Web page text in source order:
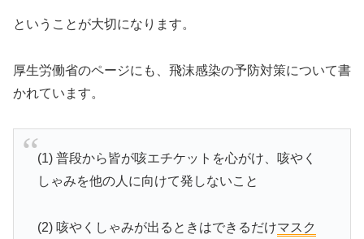
ということが大切になります。
厚生労働省のページにも、飛沫感染の予防対策について書
かれています。
(1) 普段から皆が咳エチケットを心がけ、咳やく
しゃみを他の人に向けて発しないこと
(2) 咳やくしゃみが出るときはできるだけマスク